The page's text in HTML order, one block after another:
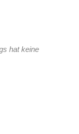
hat keine